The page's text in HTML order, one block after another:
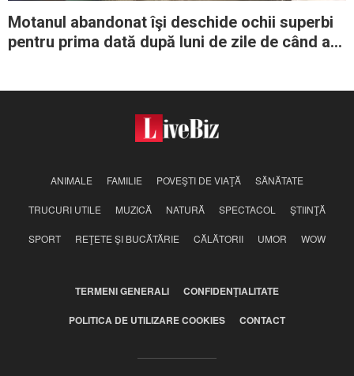
Motanul abandonat îşi deschide ochii superbi
pentru prima dată după luni de zile de când a
ANIMALE FAMILIE POVEŞTI DE VIAŢĂ SĂNĂTATE
TRUCURI UTILE MUZICĂ NATURĂ SPECTACOL ŞTIINŢĂ
SPORT REŢETE ŞI BUCĂTĂRIE CĂLĂTORII UMOR WOW
TERMENI GENERALI CONFIDENŢIALITATE
POLITICA DE UTILIZARE COOKIES CONTACT